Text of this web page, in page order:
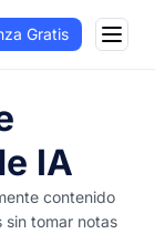
Gratis
IA
contenido
sin tomar notas